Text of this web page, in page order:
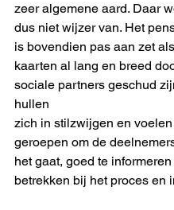
zeer algemene aard. Daar
dus niet wijzer van. Het
is bovendien pas aan zet
kaarten al lang en breed
sociale partners geschud
hullen
zich in stilzwijgen en
geroepen om de
het gaat, goed te
betrekken bij het proces en